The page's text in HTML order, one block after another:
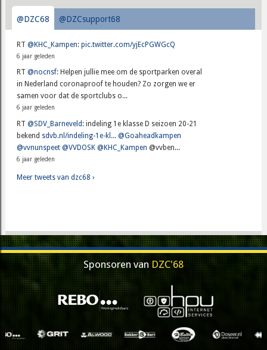
@DZC68 @DZCsupport68
RT@KHC_Kampen:pic.twitter.com/yjEcPGWGcQ
6 jaar geleden
RT@nocnsf: Helpen jullie mee om de sportparken overal
in Nederland coronaproof te houden? Zo zorgen we er
samen voor dat de sportclubs o...
6 jaar geleden
RT@SDV_Barneveld : indeling 1e klasse D seizoen 20-21
bekend sdvb.nl/indeling-1e-kl... @Goaheadkampen
@vvnunspeet @VVDOSK @KHC_Kampen @vvben...
6 jaar geleden
Meer tweets van dzc68 ›
Sponsoren van DZC'68